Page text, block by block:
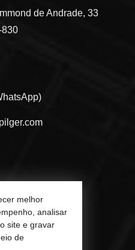
de Andrade, 33
830
Personalizada
melhor
analisar
site e gravar
de